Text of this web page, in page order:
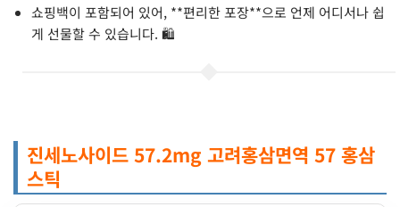
쇼핑백이 포함되어 있어, **편리한 포장**으로 언제 어디서나 쉽
게 선물할 수 있습니다. 🛍️
진세노사이드 57.2mg 고려홍삼면역 57 홍삼
스틱